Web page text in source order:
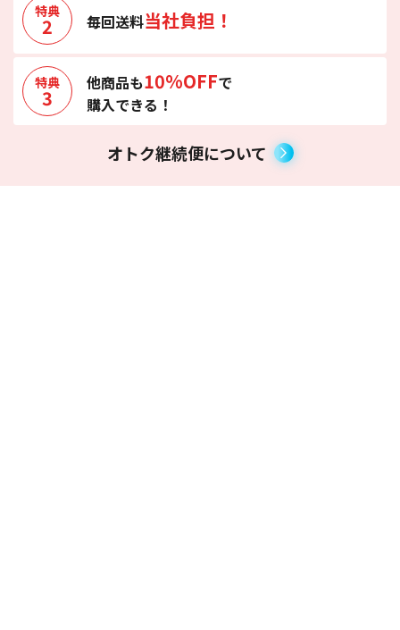
特典
2 毎回送料当社負担！
特典
3
他商品も10%OFFで
購入できる！
オトク継続便について